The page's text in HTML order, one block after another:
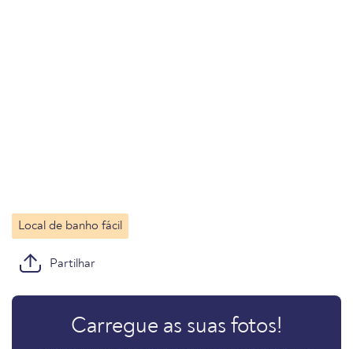
Local de banho fácil
Partilhar
Carregue as suas fotos!